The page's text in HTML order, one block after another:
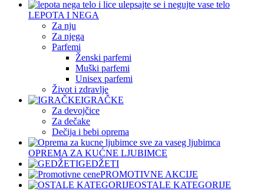
LEPOTA I NEGA
Za nju
Za njega
Parfemi
Ženski parfemi
Muški parfemi
Unisex parfemi
Život i zdravlje
IGRAČKE
Za devojčice
Za dečake
Dečija i bebi oprema
OPREMA ZA KUĆNE LJUBIMCE
GEDŽETI
PROMOTIVNE AKCIJE
OSTALE KATEGORIJE